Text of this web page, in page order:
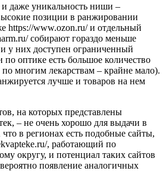
и даже уникальность ниши –
позиции в ранжировании
https://www.ozon.ru/ и отдельный
собирают гораздо меньше
у них доступен ограниченный
по оптике есть большое количество
многим лекарствам – крайне мало).
лучше и товаров на нем
на которых представлены
– не очень хорошо для выдачи в
в регионах есть подобные сайты,
, работающий по
округу, и потенциал таких сайтов
появление аналогичных